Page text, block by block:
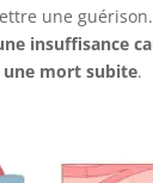
une
insuffisance
une mort subite.